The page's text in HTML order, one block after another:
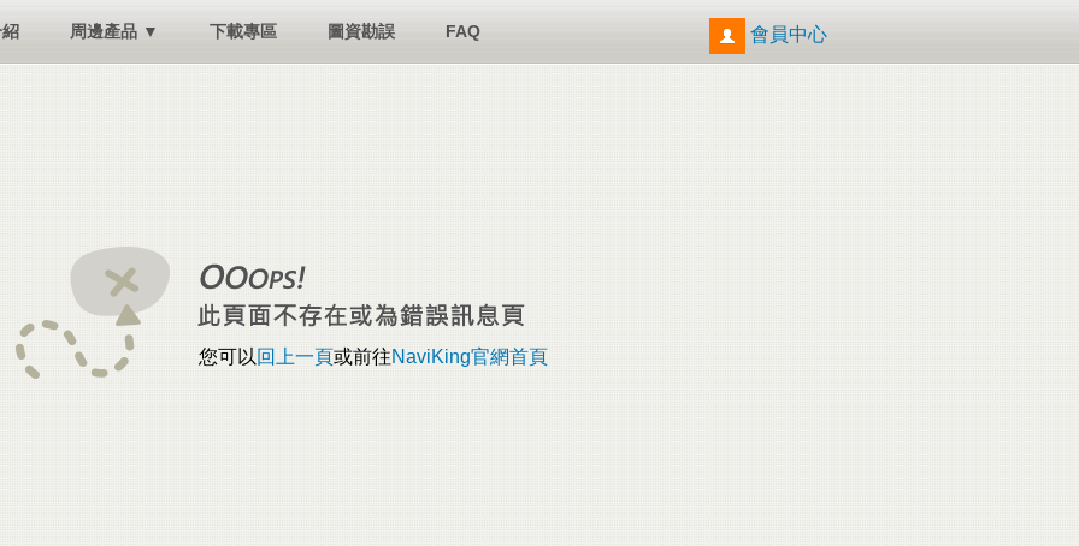
周邊產品 ▼ 下載專區 圖資勘誤 FAQ 會員中心
您可以 回上一頁或前往NaviKing官網首頁